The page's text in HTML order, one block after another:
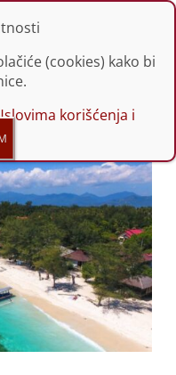
(cookies) kako bi
korišćenja i